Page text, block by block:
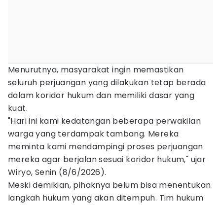
Menurutnya, masyarakat ingin memastikan
seluruh perjuangan yang dilakukan tetap berada
dalam koridor hukum dan memiliki dasar yang
kuat.
"Hari ini kami kedatangan beberapa perwakilan
warga yang terdampak tambang. Mereka
meminta kami mendampingi proses perjuangan
mereka agar berjalan sesuai koridor hukum," ujar
Wiryo, Senin (8/6/2026).
Meski demikian, pihaknya belum bisa menentukan
langkah hukum yang akan ditempuh. Tim hukum